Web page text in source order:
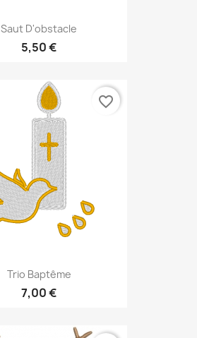
Saut D'obstacle
5,50 €
Trio Baptême
7,00 €
favorite_border